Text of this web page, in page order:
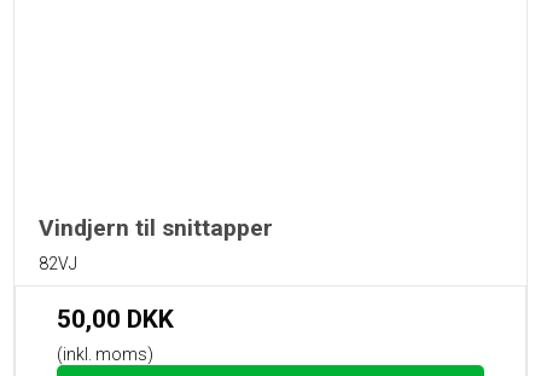
Vindjern til snittapper
82VJ
50,00 DKK
(inkl. moms)